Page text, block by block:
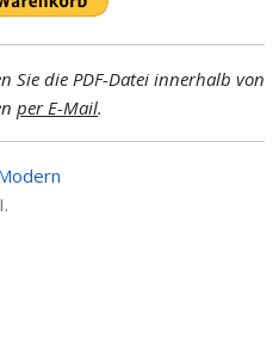
Sie die PDF-Datei innerhalb von
per E-Mail.